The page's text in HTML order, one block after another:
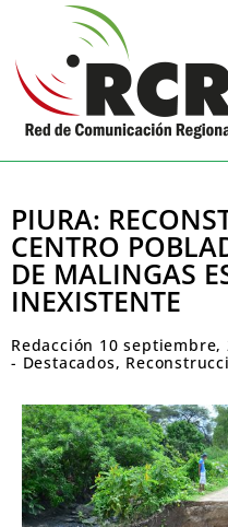
PIURA:
CENTRO
DE MALINGAS
INEXISTENTE
Redacción 10 septiembre,
- Destacados,